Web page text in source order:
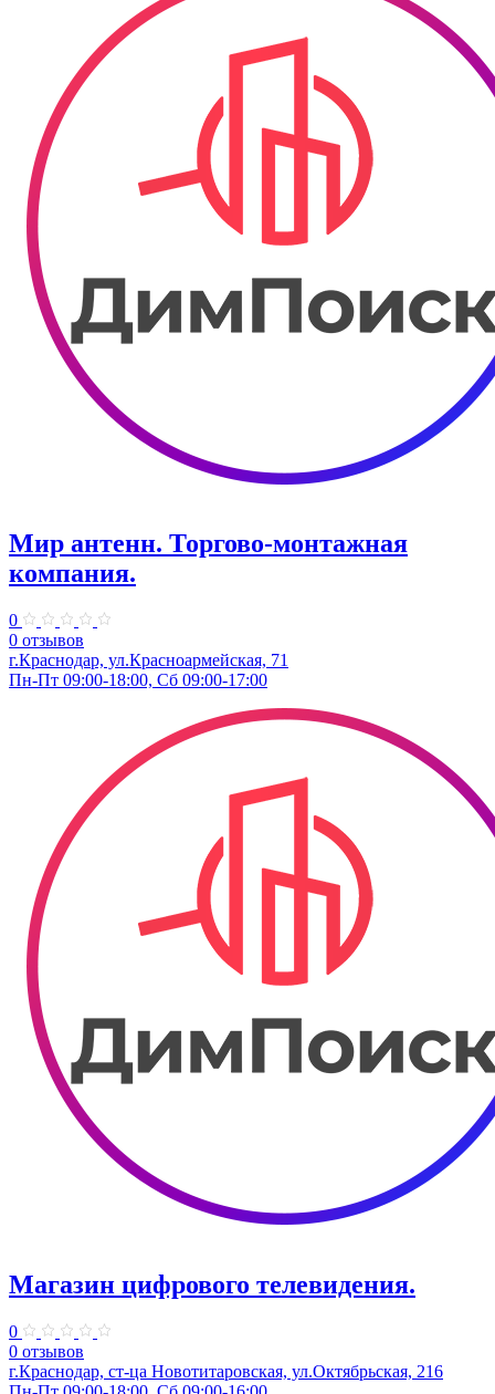
Мир антенн. ​Торгово-монтажная
компания.
0
0 отзывов
г.Краснодар, ул.Красноармейская, 71
Пн-Пт 09:00-18:00, Сб 09:00-17:00
Магазин цифрового телевидения.
0
0 отзывов
г.Краснодар, ст-ца Новотитаровская, ул.Октябрьская, 216